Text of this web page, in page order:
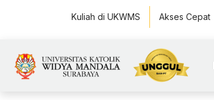
Kuliah di UKWMS Akses Cepat